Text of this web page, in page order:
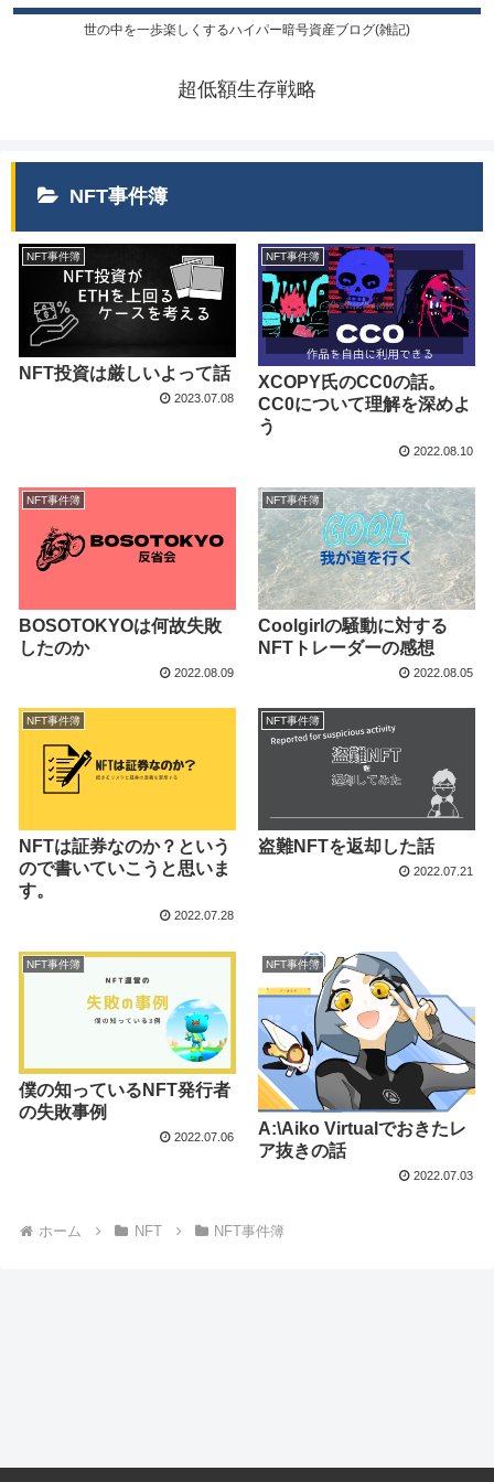
世の中を一歩楽しくするハイパー暗号資産ブログ(雑記)
超低額生存戦略
NFT事件簿
NFT事件簿
NFT投資は厳しいよって話
2023.07.08
NFT事件簿
XCOPY氏のCC0の話。
CC0について理解を深めよ
う
2022.08.10
NFT事件簿
BOSOTOKYOは何故失敗
したのか
2022.08.09
NFT事件簿
Coolgirlの騒動に対する
NFTトレーダーの感想
2022.08.05
NFT事件簿
NFTは証券なのか？という
ので書いていこうと思いま
す。
2022.07.28
NFT事件簿
盗難NFTを返却した話
2022.07.21
NFT事件簿
僕の知っているNFT発行者
の失敗事例
2022.07.06
NFT事件簿
A:\Aiko Virtualでおきたレ
ア抜きの話
2022.07.03
ホーム NFT NFT事件簿